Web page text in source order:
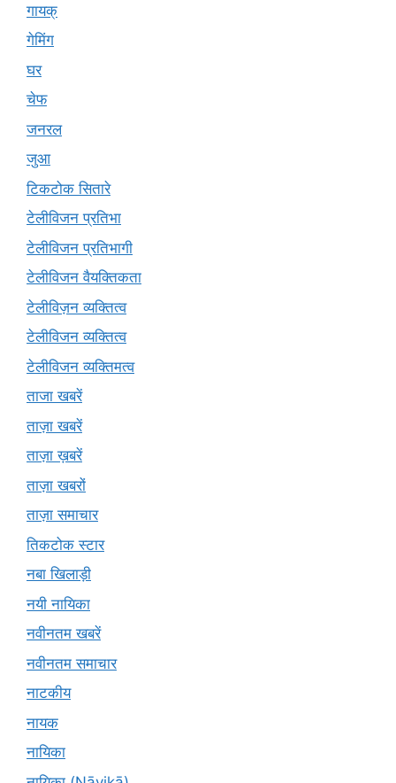
गायक्
गेमिंग
घर
चेफ
जनरल
जुआ
टिकटोक सितारे
टेलीविजन प्रतिभा
टेलीविजन प्रतिभागी
टेलीविजन वैयक्तिकता
टेलीविज़न व्यक्तित्व
टेलीविजन व्यक्तित्व
टेलीविजन व्यक्तिमत्व
ताजा खबरें
ताज़ा खबरें
ताज़ा ख़बरें
ताज़ा खबरों
ताज़ा समाचार
तिकटोक स्टार
नबा खिलाड़ी
नयी नायिका
नवीनतम खबरें
नवीनतम समाचार
नाटकीय
नायक
नायिका